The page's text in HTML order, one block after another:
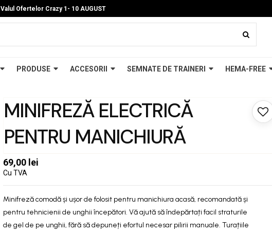
Valul Ofertelor Crazy 1- 10 AUGUST
PRODUSE ACCESORII SEMNATE DE TRAINERI HEMA-FREE
MINIFREZĂ ELECTRICĂ
PENTRU MANICHIURĂ
69,00 lei
Cu TVA
Minifreză comodă și ușor de folosit pentru manichiura acasă, recomandată și
pentru tehnicienii de unghii începători. Vă ajută să îndepărtați facil straturile
de gel de pe unghii, fără să depuneți efortul necesar pilirii manuale. Turațiile